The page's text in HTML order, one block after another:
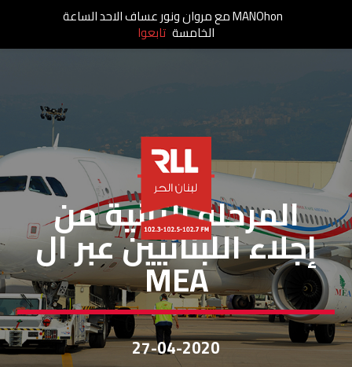
خاص لبنان الحر
المرحلة الثانية من
إجلاء اللبنانيين عبر ال
MEA
27-04-2020
MANOhon مع مروان ونور عساف الاحد الساعة
الخامسة تابعوا